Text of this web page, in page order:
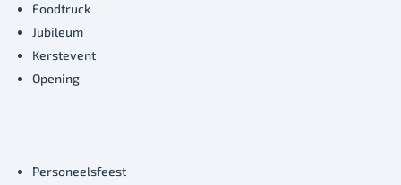
Foodtruck
Jubileum
Kerstevent
Opening
Personeelsfeest